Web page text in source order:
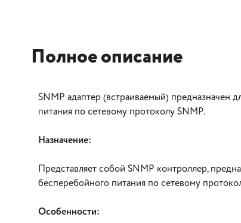
Полное описание
SNMP адаптер (встраиваемый) предназначен
питания по сетевому протоколу SNMP.
Назначение:
Представляет собой SNMP контроллер,
бесперебойного питания по сетевому
Особенности: